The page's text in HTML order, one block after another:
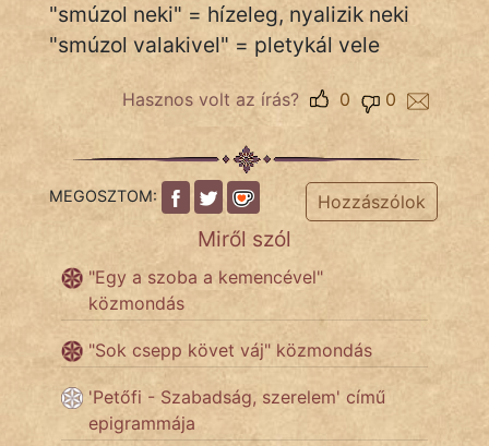
PSZICHO
ÉLETMÓD
MAGYARSÁG
TÖRTÉNELEM
Népszerű szerzőink:
cinege
fantom
"smúzol neki" = hízeleg, nyalizik neki
"smúzol valakivel" = pletykál vele
Hasznos volt az írás? 0
0
MEGOSZTOM: Hozzászólok
Miről szól
"Egy a szoba a kemencével"
közmondás
"Sok csepp követ váj" közmondás
'Petőfi - Szabadság, szerelem' című
epigrammája